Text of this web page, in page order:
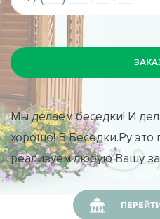
Мы делаем беседки! И
хорошо! В Беседки.Ру это
реализуем любую Вашу